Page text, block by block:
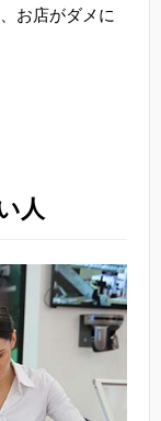
お店がダメに
人